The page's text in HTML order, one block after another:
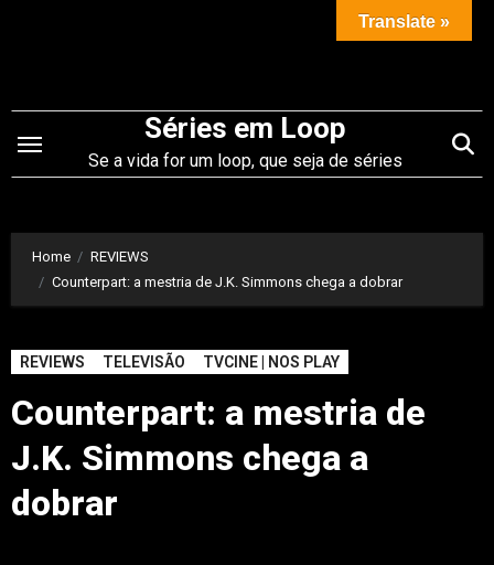
conteúdo
Séries em Loop
Se a vida for um loop, que seja de séries
Home
REVIEWS
Counterpart: a mestria de J.K. Simmons chega a dobrar
REVIEWS TELEVISÃO TVCINE | NOS PLAY
Counterpart: a mestria de
J.K. Simmons chega a
dobrar
Translate »